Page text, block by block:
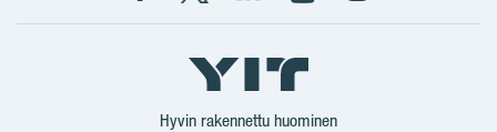
Facebook
X
YIT
Suomi
YIT
Corporation
YIT
Corporation
Instagram
Hyvin rakennettu huominen